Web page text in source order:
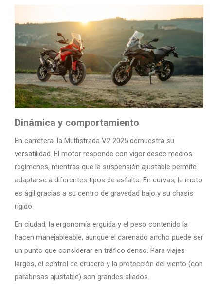
Dinámica y comportamiento
En carretera, la Multistrada V2 2025 demuestra su
versatilidad. El motor responde con vigor desde medios
regímenes, mientras que la suspensión ajustable permite
adaptarse a diferentes tipos de asfalto. En curvas, la moto
es ágil gracias a su centro de gravedad bajo y su chasis
rígido.
En ciudad, la ergonomía erguida y el peso contenido la
hacen manejableable, aunque el carenado ancho puede ser
un punto que considerar en tráfico denso. Para viajes
largos, el control de crucero y la protección del viento (con
parabrisas ajustable) son grandes aliados.